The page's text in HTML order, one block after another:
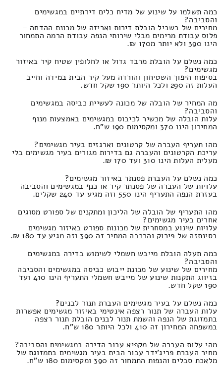
כמה תשלמו על שינוע של מדיח כלים דירתיים במגשימים
והסביבה?
מחירים של בשביל הובלת דירות ואריזה של מכונת ההדחה –
פלוס עבודת מרימים מבלי שירותי הנפה עבודת הרמה התמחור
הינו 390 ולא יותר מ170 ₪.
כמה נשלם על הובלת מרבד גדול או לחלופין שטיח קיר באיזור
מגשימים?
בסיפוח היפוך השטיחון והורדה מעל קיר הבית במידה וחייב
העלות זה 290 ולכל היותר 190 שקל חדש.
מה המחיר של הובלה של מכונה לעשיית כביסה במגשימים
והסביבה?
עלות הובלה של מכשיר לכיבוס במגשימים באמצעות מנוף
המחירון הינו 370 ומקסימום 190 ש"ח.
מהו תעריף העברה של קרטונים וארגזים בעיר מגשימים?
עריכת הקרטונים והעברה גם בדירות מגורים בעיר מגשימים בלי
מעלית העלות הינו 310 ועד 170 ₪.
כמה נשלם על העברת פסנתר באיזור מגשימים?
עלויות של העברה של פסנתר קיר או כנף במגשימים והסביבה
בעזרת הנפה התעריף הינו 550 וזה מגיע עד 240 שקלים.
מהו התעריף של הובלה של הליכון ומתקנים של ספורט מסוגים
אחרים בעיר מגשימים?
עלויות שינוע במסחרית של מכונות ספורט באיזור מגשימים
בסינתזה של פירוק והרכבה המחיר זה 390 וזה מגיע עד 180 ₪.
כמה תעלה הובלת מייבש חשמלי לשימוש בדירה במגשימים
והסביבה?
מחירים של שינוע של מכונת ייבוש כביסה במגשימים והסביבה
בזיווג התקנות שינוע של מייבש חשמלי התעריף הינו 410 ועד
190 שקל חדש.
כמה נשלם על בעיר מגשימים העברת תנור לבנים?
עלות העברה של תנור רצפה אינטימי באיזור מגשימים אפשרות
בתמזוגת של הנפה והשמת תנור לבנים הובלת תנור רצפה
במשפחה המחירון זה 410 ולכל היותר 180 ש"ח.
מהי עלות העברה של מקפיא עבור הדירה במגשימים והסביבה?
מחיר העברת פריג'ידר עבור הבית בעיר מגשימים בתמזוגת של
מלאכת סבלים והנפות התמחור זה 390 ומקסימום 180 ש"ח.